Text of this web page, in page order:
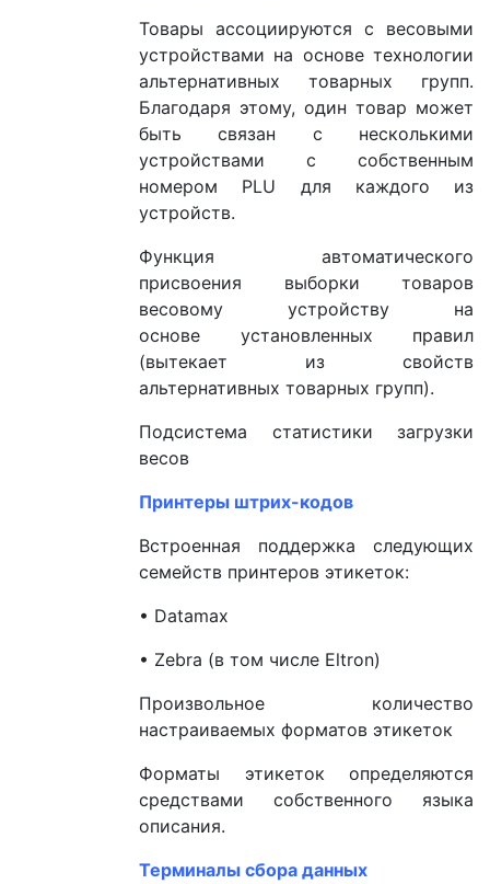
Товары ассоциируются с весовыми
устройствами на основе технологии
альтернативных товарных групп.
Благодаря этому, один товар может
быть связан с несколькими
устройствами с собственным
номером PLU для каждого из
устройств.
Функция автоматического
присвоения выборки товаров
весовому устройству на
основе установленных правил
(вытекает из свойств
альтернативных товарных групп).
Подсистема статистики загрузки
весов
Принтеры штрих-кодов
Встроенная поддержка следующих
семейств принтеров этикеток:
• Datamax
• Zebra (в том числе Eltron)
Произвольное количество
настраиваемых форматов этикеток
Форматы этикеток определяются
средствами собственного языка
описания.
Терминалы сбора данных